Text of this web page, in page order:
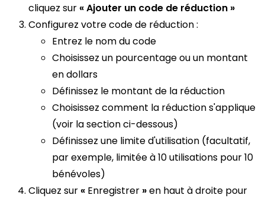
cliquez sur « Ajouter un code de réduction »
Configurez votre code de réduction :
Entrez le nom du code
Choisissez un pourcentage ou un montant
en dollars
Définissez le montant de la réduction
Choisissez comment la réduction s'applique
(voir la section ci-dessous)
Définissez une limite d'utilisation (facultatif,
par exemple, limitée à 10 utilisations pour 10
bénévoles)
Cliquez sur « Enregistrer »en haut à droite pour